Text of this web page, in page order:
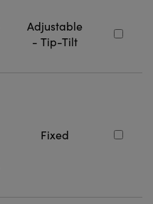
Adjustable
- Tip-Tilt
Fixed